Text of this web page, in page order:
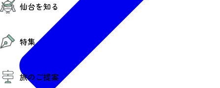
モデルコース
エリアガイド
お知らせ
お得なチケット
仙台を知る
仙台の魅力
エリアガイド
復興に向けて
仙台観光PR動画ライブラリー
仙台から行く東北周遊旅
伝統的工芸品
特集
夜時間トピックス
旅のご提案